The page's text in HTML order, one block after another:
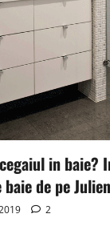
in baie?
de pe
2